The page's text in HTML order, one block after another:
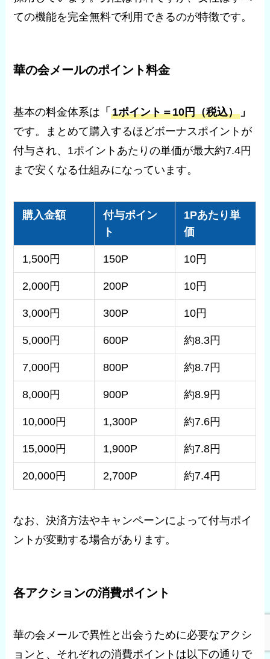
ての機能を完全無料で利用できるのが特徴です。
華の会メールのポイント料金
基本の料金体系は 「1ポイント＝10円（税込） 」
です。まとめて購入するほどボーナスポイントが
付与され、1ポイントあたりの単価が最大約7.4円
まで安くなる仕組みになっています。
購入金額
付与ポイン
ト
1Pあたり単
価
1,500円 150P 10円
2,000円 200P 10円
3,000円 300P 10円
5,000円 600P 約8.3円
7,000円 800P 約8.7円
8,000円 900P 約8.9円
10,000円 1,300P 約7.6円
15,000円 1,900P 約7.8円
20,000円 2,700P 約7.4円
なお、決済方法やキャンペーンによって付与ポイ
ントが変動する場合があります。
各アクションの消費ポイント
華の会メールで異性と出会うために必要なアクシ
ョンと、それぞれの消費ポイントは以下の通りで